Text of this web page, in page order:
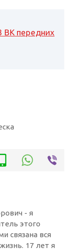
BK передних
- я
этого
связана вся
17 лет я